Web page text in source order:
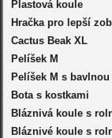
Plastová koule
Hračka pro lepší
Cactus Beak XL
Pelíšek M
Pelíšek M s bavlnou
Bota s kostkami
Bláznivá koule s
Bláznivé koule s